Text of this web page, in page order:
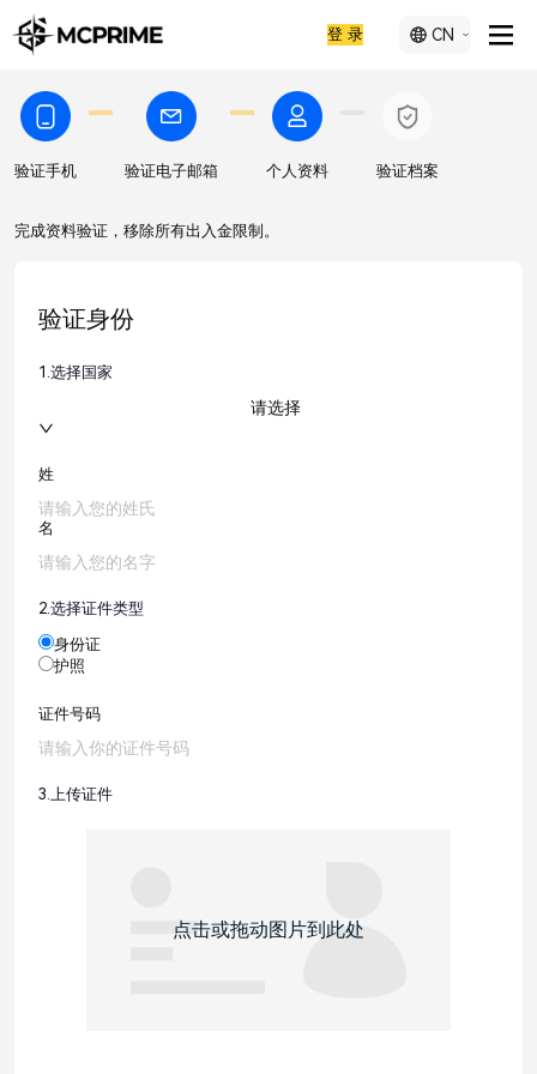
登 录 CN
验证手机 验证电子邮箱 个人资料 验证档案
完成资料验证，移除所有出入金限制。
验证身份
1.选择国家
请选择
姓
名
2.选择证件类型
身份证
护照
证件号码
3.上传证件
点击或拖动图片到此处